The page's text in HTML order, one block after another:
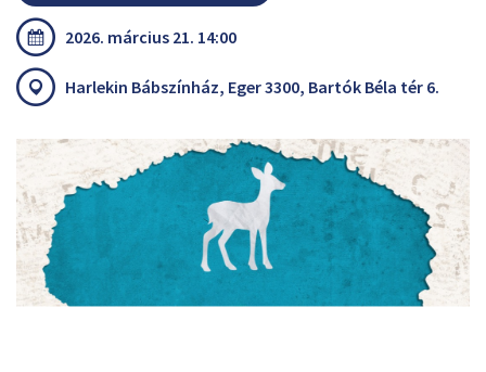
2026. március 21. 14:00
Harlekin Bábszínház, Eger 3300, Bartók Béla tér 6.